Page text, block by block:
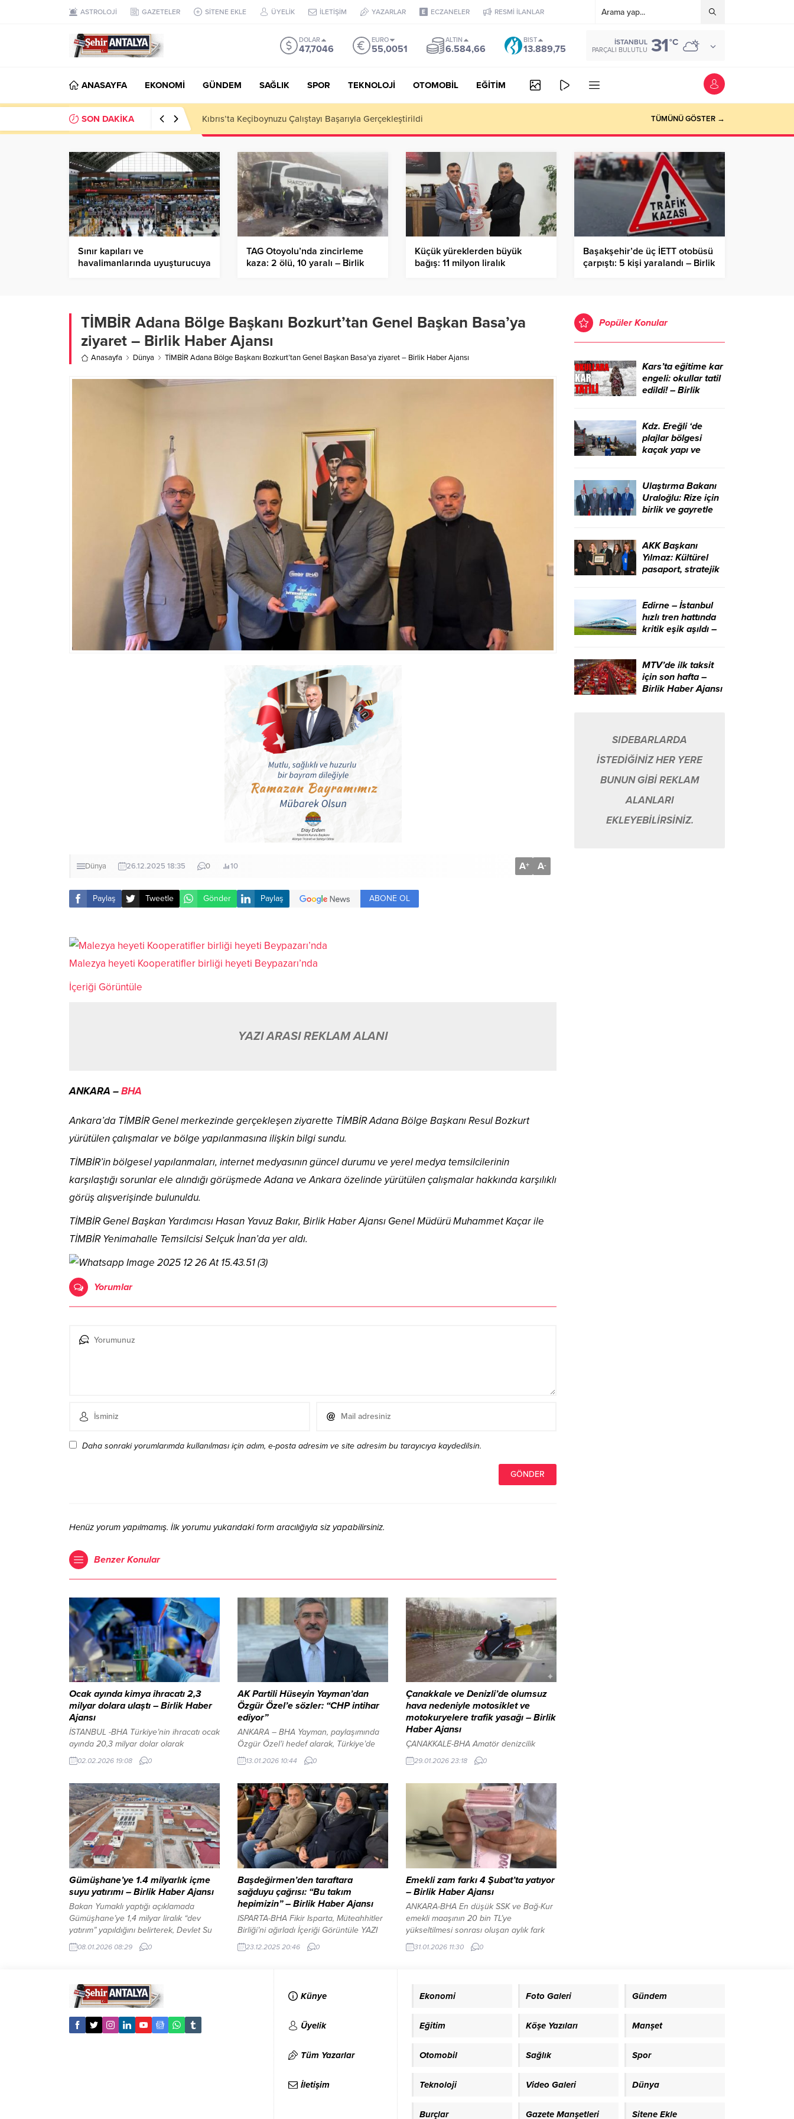
ASTROLOJİ GAZETELER SİTENE EKLE ÜYELİK İLETİŞİM YAZARLAR ECZANELER RESMİ İLANLAR
DOLAR
47,7046
EURO
55,0051
ALTIN
6.584,66
BIST
13.889,75
İSTANBUL
PARÇALI BULUTLU 31°C
ANASAYFA EKONOMİ GÜNDEM SAĞLIK SPOR TEKNOLOJİ OTOMOBİL EĞİTİM
SON DAKİKA LGS’de 500 Tam Puan, YKS’de İlk 1000 Başarısı: Doğru Cevap Eğitim Kurumları Zirvede TÜMÜNÜ GÖSTER →
Sınır kapıları ve
havalimanlarında uyuşturucuya
TAG Otoyolu’nda zincirleme
kaza: 2 ölü, 10 yaralı – Birlik
Küçük yüreklerden büyük
bağış: 11 milyon liralık
Başakşehir’de üç İETT otobüsü
çarpıştı: 5 kişi yaralandı – Birlik
TİMBİR Adana Bölge Başkanı Bozkurt’tan Genel Başkan Basa’ya
ziyaret – Birlik Haber Ajansı
Anasayfa Dünya TİMBİR Adana Bölge Başkanı Bozkurt’tan Genel Başkan Basa’ya ziyaret – Birlik Haber Ajansı
Dünya 26.12.2025 18:35 0 10 A+ A-
Paylaş Tweetle Gönder Paylaş ABONE OL
Malezya heyeti Kooperatifler birliği heyeti Beypazarı’nda
İçeriği Görüntüle
YAZI ARASI REKLAM ALANI
ANKARA –BHA
Ankara’da TİMBİR Genel merkezinde gerçekleşen ziyarette TİMBİR Adana Bölge Başkanı Resul Bozkurt
yürütülen çalışmalar ve bölge yapılanmasına ilişkin bilgi sundu.
TİMBİR’in bölgesel yapılanmaları, internet medyasının güncel durumu ve yerel medya temsilcilerinin
karşılaştığı sorunlar ele alındığı görüşmede Adana ve Ankara özelinde yürütülen çalışmalar hakkında karşılıklı
görüş alışverişinde bulunuldu.
TİMBİR Genel Başkan Yardımcısı Hasan Yavuz Bakır, Birlik Haber Ajansı Genel Müdürü Muhammet Kaçar ile
TİMBİR Yenimahalle Temsilcisi Selçuk İnan’da yer aldı.
Yorumlar
Daha sonraki yorumlarımda kullanılması için adım, e-posta adresim ve site adresim bu tarayıcıya kaydedilsin.
Henüz yorum yapılmamış. İlk yorumu yukarıdaki form aracılığıyla siz yapabilirsiniz.
Benzer Konular
Ocak ayında kimya ihracatı 2,3
milyar dolara ulaştı – Birlik Haber
Ajansı
İSTANBUL -BHA Türkiye’nin ihracatı ocak
ayında 20,3 milyar dolar olarak
gerçekleşti. Kimya sektörü ise aynı
dönemde 2,3 milyar dolarlık ihracata
GeliyorYAZI ARASI REKLAM ALANI İçeriği
Görüntüle İstanbul Kimyevi Maddeler ve
Mamulleri İhracatçıları Birliği (İKMİB)
Yönetim Kurulu Başkanı Adil Pelister,
kimya sektörünün ocak ayında 2,3...
02.02.2026 19:08 0
AK Partili Hüseyin Yayman’dan
Özgür Özel’e sözler: “CHP intihar
ediyor”
ANKARA – BHA Yayman, paylaşımında
Özgür Özel’i hedef alarak, Türkiye’de
halk tarafından seçilmiş bir
Cumhurbaşkanı varken “meşruiyet”
eleştirdi. Yayman, bu yaklaşımın millet
iradesini yok saymak anlamına geldiğini
belirtti. “Okumuyor, anlamıyor,
düşünmüyor” Hüseyin Yayman,
açıklamasında şu ifadeleri kullandı:YAZI
ARASI REKLAM ALANI “Özgür Özel,
partisi içindeki iktidar oyunlarını...
13.01.2026 10:44 0
Çanakkale ve Denizli’de olumsuz
hava nedeniyle motosiklet ve
motokuryelere trafik yasağı – Birlik
Haber Ajansı
ÇANAKKALE-BHA Amatör denizcilik
eğitimlerinden elde edilen 47 milyon lira
yelken kulüplerine aktarıldı İçeriği
Çanakkale ve Denizli’de olumsuz hava
koşulları nedeniyle motosiklet, elektrikli
scooter ve motokuryelerin trafiğe çıkışı
yasaklandı. Denizli Valiliği’nden yapılan
açıklamada, Meteoroloji 5. Bölge
Müdürlüğü verileri doğrultusunda kent
genelinde etkisini sürdüren yoğun fırtına
nedeniyle...
29.01.2026 23:18 0
Gümüşhane’ye 1.4 milyarlık içme
suyu yatırımı – Birlik Haber Ajansı
Bakan Yumaklı yaptığı açıklamada
Gümüşhane’ye 1,4 milyar liralık “dev
yatırım” yapıldığını belirterek, Devlet Su
İşleri Genel Müdürlüğü tarafından
kazandırılan içme suyu isale hattı ve
Isparta elması cep yakacak İçeriği
Görüntüle YAZI ARASI REKLAM ALANI
metreküp arıtma kapasitesi...
08.01.2026 08:29 0
Başdeğirmen’den taraftara
sağduyu çağrısı: “Bu takım
hepimizin” – Birlik Haber Ajansı
ISPARTA-BHA Fikir Isparta, Müteahhitler
Birliği’ni ağırladı İçeriği Görüntüle YAZI
ARASI REKLAM ALANI Isparta Belediye
Başkanı Şükrü Başdeğirmen, Isbaş
karşılaşmasında kendi sahasında aldığı
mağlubiyetin ardından oluşan tepkilere
ilişkin açıklamalarda bulundu. Başkan
Başdeğirmen, sporun doğasında
galibiyet kadar mağlubiyetin de
olduğunu hatırlatarak, ani ve kırıcı
tepkilerin kulüp yönetimini üzdüğünü...
23.12.2025 20:46 0
Emekli zam farkı 4 Şubat’ta yatıyor
– Birlik Haber Ajansı
ANKARA-BHA En düşük SSK ve Bağ-Kur
emekli maaşının 20 bin TL’ye
yükseltilmesi sonrası oluşan aylık fark
ödemelerine ilişkin Sosyal Güvenlik
Kurumu’ndan (SGK) açıklama geldi.
ödenecek SGK tarafından yapılan
ödemelerinin 4 Şubat 2026 Çarşamba
31.01.2026 11:30 0
Popüler Konular
Kars’ta eğitime kar
engeli: okullar tatil
edildi! – Birlik
Kdz. Ereğli ‘de
plajlar bölgesi
kaçak yapı ve
Haber Ajansı
Ulaştırma Bakanı
Uraloğlu: Rize için
birlik ve gayretle
Haber Ajansı
AKK Başkanı
Yılmaz: Kültürel
pasaport, stratejik
Haber Ajansı
Edirne – İstanbul
hızlı tren hattında
kritik eşik aşıldı –
MTV’de ilk taksit
için son hafta –
Birlik Haber Ajansı
SIDEBARLARDA
İSTEDİĞİNİZ HER YERE
BUNUN GİBİ REKLAM
ALANLARI
EKLEYEBİLİRSİNİZ.
Künye
Üyelik
Tüm Yazarlar
İletişim
Ekonomi Foto Galeri Gündem
Eğitim Köşe Yazıları Manşet
Otomobil Sağlık Spor
Teknoloji Video Galeri Dünya
Burçlar Gazete Manşetleri Sitene Ekle